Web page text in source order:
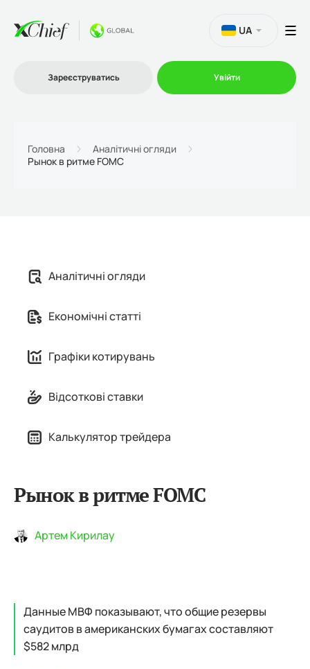
Партнерська програма
UA
Зареєструватись Увійти
Головна
Аналітичні огляди
Рынок в ритме FOMC
Аналітичні огляди
Економічні статті
Графіки котирувань
Відсоткові ставки
Калькулятор трейдера
Рынок в ритме FOMC
Артем Кирилау
Данные МВФ показывают, что общие резервы
саудитов в американских бумагах составляют
$582 млрд